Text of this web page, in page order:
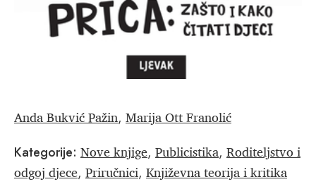
Anda Bukvić Pažin, Marija Ott Franolić
Kategorije: Nove knjige, Publicistika, Roditeljstvo i
odgoj djece, Priručnici, Književna teorija i kritika